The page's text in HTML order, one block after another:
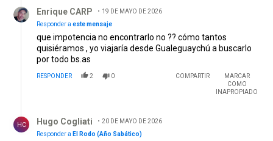
Enrique CARP
19 DE MAYO DE 2026
Responder a este mensaje
que impotencia no encontrarlo no ?? cómo tantos
quisiéramos , yo viajaría desde Gualeguaychú a buscarlo
por todo bs.as
RESPONDER 2 0 COMPARTIR
MARCAR
COMO
INAPROPIADO
HC Hugo Cogliati
20 DE MAYO DE 2026
Responder a El Rodo (Año Sabático)